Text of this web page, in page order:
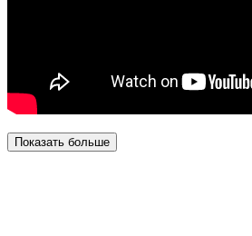
Показать больше